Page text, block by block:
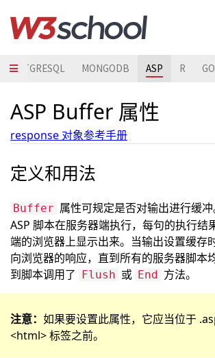
POSTGRESQL MONGODB ASP R GO
ASP Buffer 属性
response 对象参考手册
定义和用法
Buffer 属性可规定是否对输出进行缓冲
ASP 脚本在服务器端执行，每句的执行结
端的浏览器上显示出来。当输出设置缓存
向浏览器的响应，直到所有的服务器脚本
到脚本调用了 Flush 或 End 方法。
注意： 如果要设置此属性，它应当位于
<html> 标签之前。